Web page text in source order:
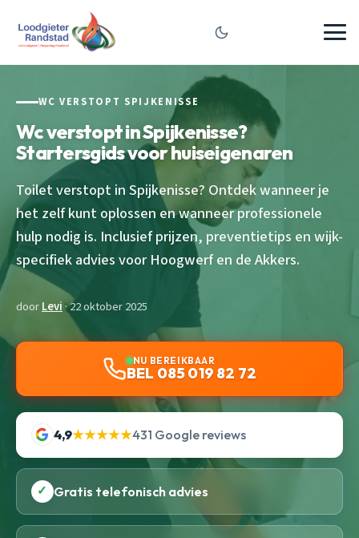
WC VERSTOPT SPIJKENISSE
Wc verstopt in Spijkenisse?
Startersgids voor huiseigenaren
Toilet verstopt in Spijkenisse? Ontdek wanneer je
het zelf kunt oplossen en wanneer professionele
hulp nodig is. Inclusief prijzen, preventietips en wijk-
specifiek advies voor Hoogwerf en de Akkers.
doorLevi · 22 oktober 2025
NU BEREIKBAAR
BEL 085 019 82 72
4,9★★★★★431 Google reviews
✓ Gratis telefonisch advies